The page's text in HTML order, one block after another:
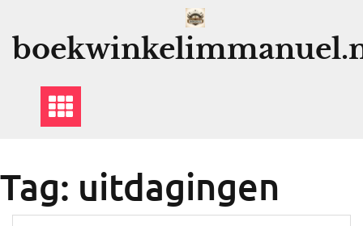
Tag: uitdagingen